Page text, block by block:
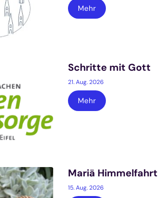
Mehr
Schritte mit Gott
21. Aug. 2026
Mehr
Mariä Himmelfahrt
15. Aug. 2026